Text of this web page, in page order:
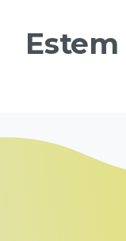
Estem